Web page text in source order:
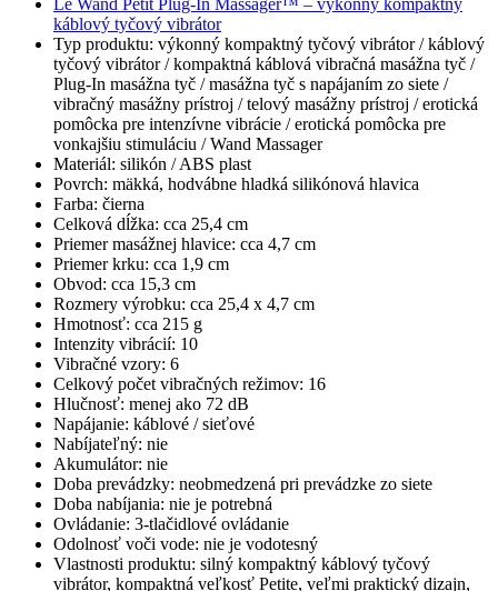
Le Wand Petit Plug-In Massager™ – výkonný kompaktný
káblový tyčový vibrátor
Typ produktu: výkonný kompaktný tyčový vibrátor / káblový
tyčový vibrátor / kompaktná káblová vibračná masážna tyč /
Plug-In masážna tyč / masážna tyč s napájaním zo siete /
vibračný masážny prístroj / telový masážny prístroj / erotická
pomôcka pre intenzívne vibrácie / erotická pomôcka pre
vonkajšiu stimuláciu / Wand Massager
Materiál: silikón / ABS plast
Povrch: mäkká, hodvábne hladká silikónová hlavica
Farba: čierna
Celková dĺžka: cca 25,4 cm
Priemer masážnej hlavice: cca 4,7 cm
Priemer krku: cca 1,9 cm
Obvod: cca 15,3 cm
Rozmery výrobku: cca 25,4 x 4,7 cm
Hmotnosť: cca 215 g
Intenzity vibrácií: 10
Vibračné vzory: 6
Celkový počet vibračných režimov: 16
Hlučnosť: menej ako 72 dB
Napájanie: káblové / sieťové
Nabíjateľný: nie
Akumulátor: nie
Doba prevádzky: neobmedzená pri prevádzke zo siete
Doba nabíjania: nie je potrebná
Ovládanie: 3-tlačidlové ovládanie
Odolnosť voči vode: nie je vodotesný
Vlastnosti produktu: silný kompaktný káblový tyčový
vibrátor, kompaktná veľkosť Petite, veľmi praktický dizajn,